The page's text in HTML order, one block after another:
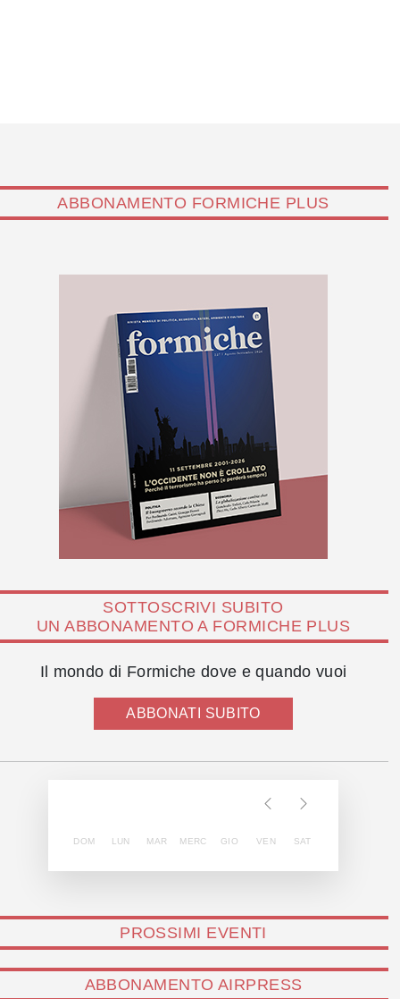
ABBONAMENTO FORMICHE PLUS
SOTTOSCRIVI SUBITO
UN ABBONAMENTO A FORMICHE PLUS
Il mondo di Formiche dove e quando vuoi
ABBONATI SUBITO
DOM LUN MAR MERC GIO VEN SAT
PROSSIMI EVENTI
ABBONAMENTO AIRPRESS